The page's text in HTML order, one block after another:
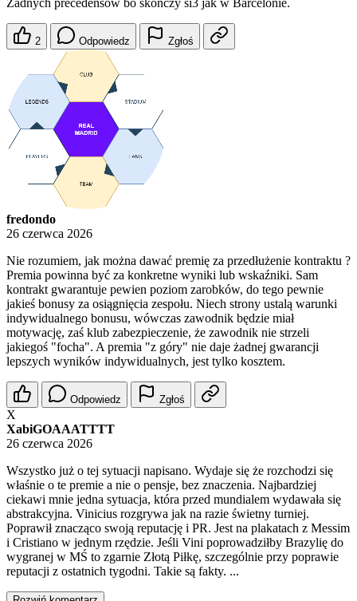
Żadnych precedensów bo skończy si3 jak w Barcelonie.
2 Odpowiedz Zgłoś
fredondo
26 czerwca 2026
Nie rozumiem, jak można dawać premię za przedłużenie kontraktu ?
Premia powinna być za konkretne wyniki lub wskaźniki. Sam
kontrakt gwarantuje pewien poziom zarobków, do tego pewnie
jakieś bonusy za osiągnięcia zespołu. Niech strony ustalą warunki
indywidualnego bonusu, wówczas zawodnik będzie miał
motywację, zaś klub zabezpieczenie, że zawodnik nie strzeli
jakiegoś "focha". A premia "z góry" nie daje żadnej gwarancji
lepszych wyników indywidualnych, jest tylko kosztem.
Odpowiedz Zgłoś
X
XabiGOAAATTTT
26 czerwca 2026
Wszystko już o tej sytuacji napisano. Wydaje się że rozchodzi się
właśnie o te premie a nie o pensje, bez znaczenia. Najbardziej
ciekawi mnie jedna sytuacja, która przed mundialem wydawała się
abstrakcyjna. Vinicius rozgrywa jak na razie świetny turniej.
Poprawił znacząco swoją reputację i PR. Jest na plakatach z Messim
i Cristiano w jednym rzędzie. Jeśli Vini poprowadziłby Brazylię do
wygranej w MŚ to zgarnie Złotą Piłkę, szczególnie przy poprawie
reputacji z ostatnich tygodni. Takie są fakty. ...